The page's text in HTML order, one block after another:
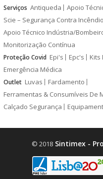
Serviços Antiqueda
Apoio
Scie – Segurança Contra
Apoio Técnico Indústria/
Monitorização Contínua
Proteção Covid Epi's Epc's Kits
Emergência Médica
Outlet Luvas
Fardamento
Ferramentas & Consumíveis De
Calçado Segurança
© 2018Sintimex -